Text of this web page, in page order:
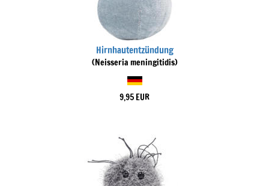
Hirnhautentzündung
(Neisseria meningitidis)
9,95 EUR